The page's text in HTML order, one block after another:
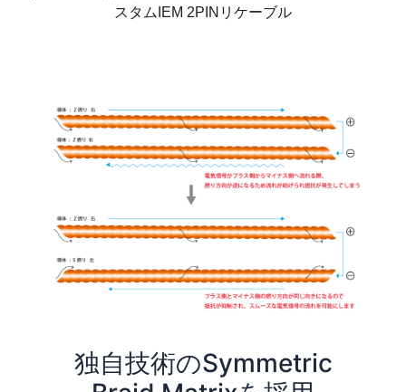
スタムIEM 2PINリケーブル
独自技術のSymmetric